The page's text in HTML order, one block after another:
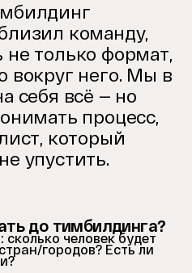
команду,
только формат,
вокруг него. Мы в
себя всё — но
процесс,
который
упустить.
до тимбилдинга?
сколько человек будет
городов? Есть ли